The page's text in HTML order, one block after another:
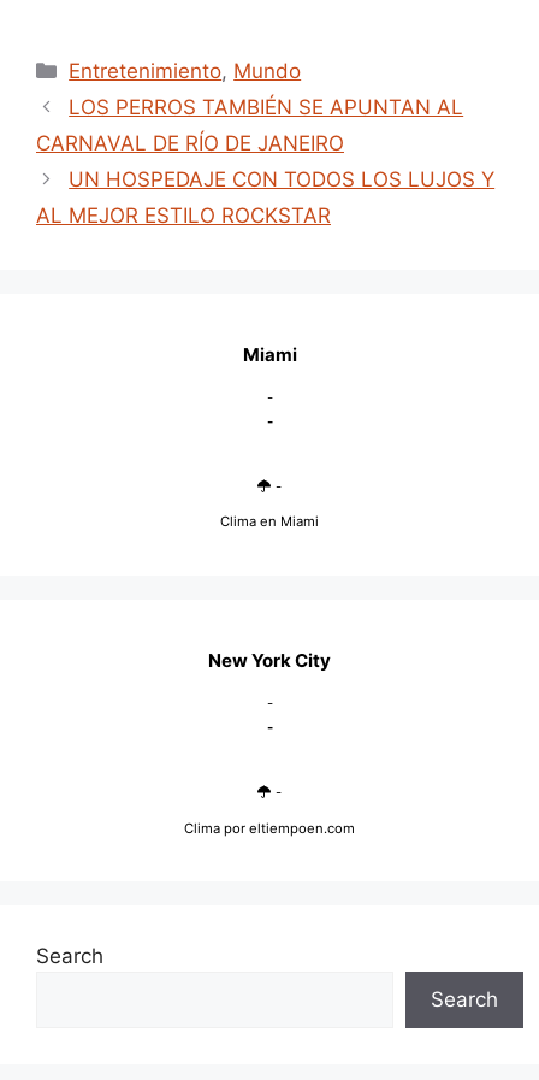
Categories
Entretenimiento, Mundo
LOS PERROS TAMBIÉN SE APUNTAN AL
CARNAVAL DE RÍO DE JANEIRO
UN HOSPEDAJE CON TODOS LOS LUJOS Y
AL MEJOR ESTILO ROCKSTAR
Miami
-
-
-
Clima en Miami
New York City
-
-
-
Clima por eltiempoen.com
Search
Search